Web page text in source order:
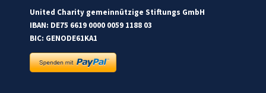
United Charity gemeinnützige Stiftungs GmbH
IBAN: DE75 6619 0000 0059 1188 03
BIC: GENODE61KA1